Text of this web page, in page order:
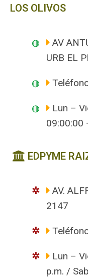
LOS OLIVOS
AV
URB EL
Lun –
09:00:00
EDPYME
AV.
2147
Lun –
p.m. /